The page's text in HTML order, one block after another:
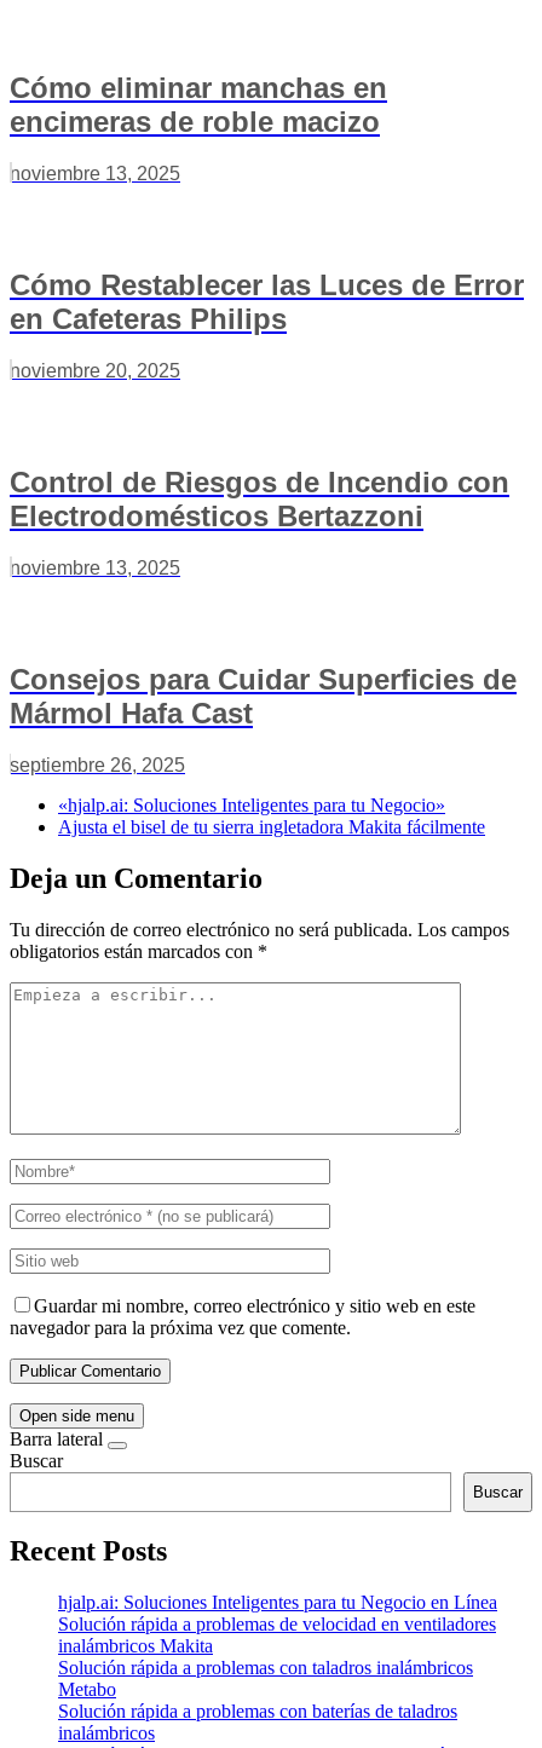
Cómo eliminar manchas en
encimeras de roble macizo
noviembre 13, 2025
Cómo Restablecer las Luces de Error
en Cafeteras Philips
noviembre 20, 2025
Control de Riesgos de Incendio con
Electrodomésticos Bertazzoni
noviembre 13, 2025
Consejos para Cuidar Superficies de
Mármol Hafa Cast
septiembre 26, 2025
«hjalp.ai: Soluciones Inteligentes para tu Negocio»
Ajusta el bisel de tu sierra ingletadora Makita fácilmente
Deja un Comentario
Tu dirección de correo electrónico no será publicada. Los campos
obligatorios están marcados con *
Guardar mi nombre, correo electrónico y sitio web en este
navegador para la próxima vez que comente.
Open side menu
Barra lateral
Buscar
Buscar
Recent Posts
hjalp.ai: Soluciones Inteligentes para tu Negocio en Línea
Solución rápida a problemas de velocidad en ventiladores
inalámbricos Makita
Solución rápida a problemas con taladros inalámbricos
Metabo
Solución rápida a problemas con baterías de taladros
inalámbricos